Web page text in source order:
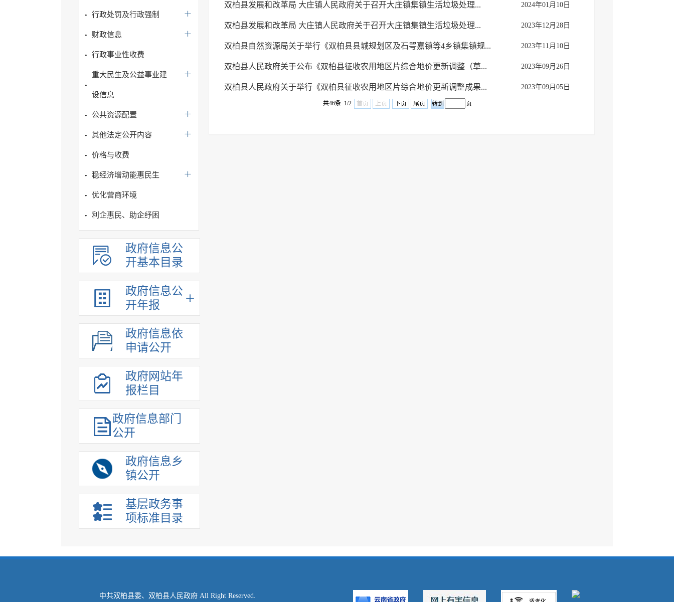
行政处罚及行政强制
财政信息
行政事业性收费
重大民生及公益事业建
设信息
公共资源配置
其他法定公开内容
价格与收费
稳经济增动能惠民生
优化营商环境
利企惠民、助企纾困
政府信息公
开基本目录
政府信息公
开年报
政府信息依
申请公开
政府网站年
报栏目
政府信息部门
公开
政府信息乡
镇公开
基层政务事
项标准目录
2024年01月10日
双柏县发展和改革局 大庄镇人民政府关于召开大庄镇集镇生活垃圾处理...
2023年12月28日
双柏县发展和改革局 大庄镇人民政府关于召开大庄镇集镇生活垃圾处理...
2023年11月10日
双柏县自然资源局关于举行《双柏县县城规划区及石咢嘉镇等4乡镇集镇规...
2023年09月26日
双柏县人民政府关于公布《双柏县征收农用地区片综合地价更新调整（草...
2023年09月05日
双柏县人民政府关于举行《双柏县征收农用地区片综合地价更新调整成果...
共46条 1/2 首页 上页 下页 尾页 页
中共双柏县委、双柏县人民政府 All Right Reserved.